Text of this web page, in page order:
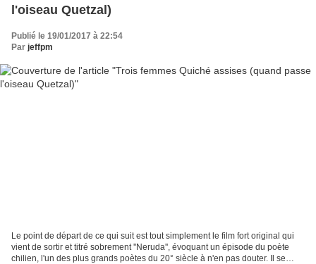
l'oiseau Quetzal)
Publié le 19/01/2017 à 22:54
Par jeffpm
Le point de départ de ce qui suit est tout simplement le film fort original qui
vient de sortir et titré sobrement ''Neruda'', évoquant un épisode du poète
chilien, l'un des plus grands poètes du 20° siècle à n'en pas douter. Il se